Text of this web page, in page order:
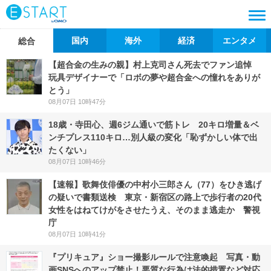
総合 国内 海外 経済 エンタメ
【超合金の生みの親】村上克司さん死去でファン追悼
玩具デザイナーで「ロボの夢や超合金への憧れをありが
とう」
08月07日 10時47分
18歳・寺田心、週6ジム通いで筋トレ 20キロ増量＆ベ
ンチプレス110キロ…別人級の変化「恥ずかしい体で出
たくない」
08月07日 10時46分
【速報】歌舞伎俳優の中村小三郎さん（77）をひき逃げ
の疑いで書類送検 東京・新宿区の路上で歩行者の20代
女性をはねてけがをさせたうえ、そのまま逃走か 警視
庁
08月07日 10時41分
『プリキュア』ショー撮影ルールで注意喚起 写真・動